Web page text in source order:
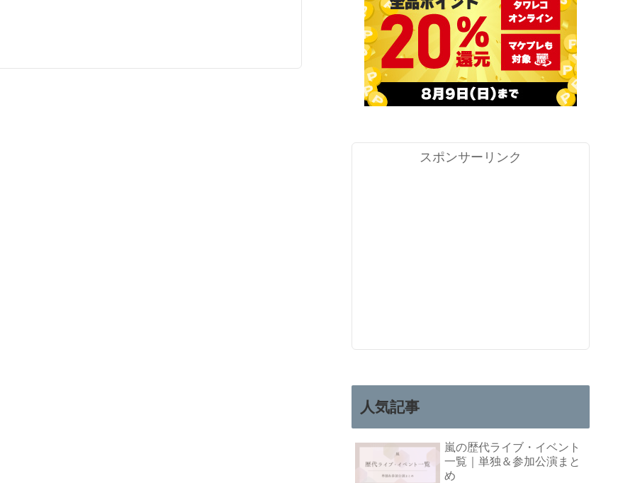
スポンサーリンク
人気記事
嵐の歴代ライブ・イベント
一覧｜単独＆参加公演まと
め